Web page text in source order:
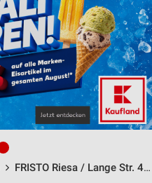
FRISTO Riesa / Lange Str. 46 - Öffnungszeiten & Adresse